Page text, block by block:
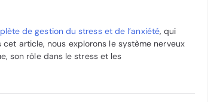
de gestion du stress et de l’anxiété, qui
article, nous explorons le système nerveux
son rôle dans le stress et les